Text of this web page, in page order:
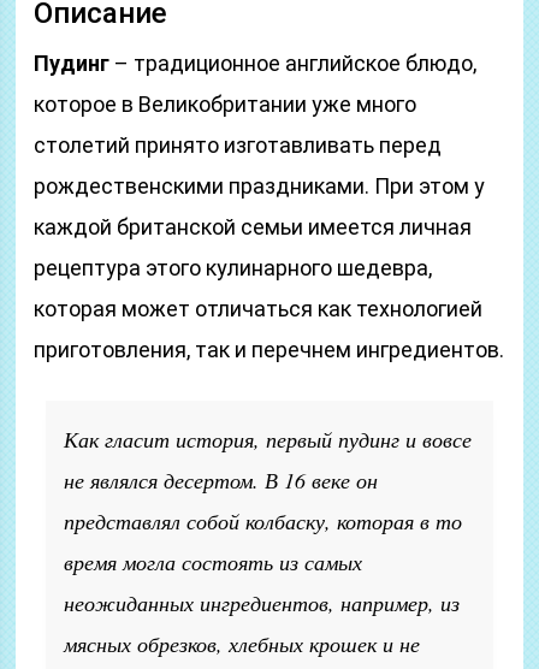
Описание
Пудинг – традиционное английское блюдо,
которое в Великобритании уже много
столетий принято изготавливать перед
рождественскими праздниками. При этом у
каждой британской семьи имеется личная
рецептура этого кулинарного шедевра,
которая может отличаться как технологией
приготовления, так и перечнем ингредиентов.
Как гласит история, первый пудинг и вовсе
не являлся десертом. В 16 веке он
представлял собой колбаску, которая в то
время могла состоять из самых
неожиданных ингредиентов, например, из
мясных обрезков, хлебных крошек и не